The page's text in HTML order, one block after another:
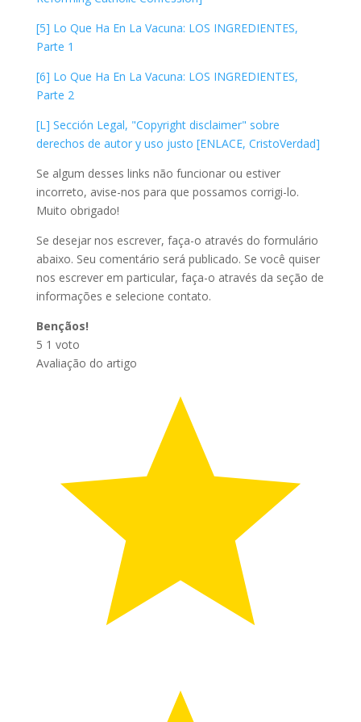
[5] Lo Que Ha En La Vacuna: LOS INGREDIENTES,
Parte 1
[6] Lo Que Ha En La Vacuna: LOS INGREDIENTES,
Parte 2
[L] Sección Legal, "Copyright disclaimer" sobre
derechos de autor y uso justo [ENLACE, CristoVerdad]
Se algum desses links não funcionar ou estiver
incorreto, avise-nos para que possamos corrigi-lo.
Muito obrigado!
Se desejar nos escrever, faça-o através do formulário
abaixo. Seu comentário será publicado. Se você quiser
nos escrever em particular, faça-o através da seção de
informações e selecione contato.
Bençãos!
5 1 voto
Avaliação do artigo